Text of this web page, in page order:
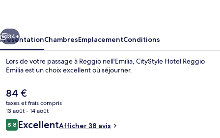
Suivant
34+
PrésentationChambresEmplacementConditions
Lors de votre passage à Reggio nell'Emilia, CityStyle Hotel Reggio
Emilia est un choix excellent où séjourner.
Le
prix
actuel
est
de
84 €
taxes et frais compris
13 août - 14 août
Avis
voyageurs
8,88,8 sur 10
ExcellentAfficher 38 avis